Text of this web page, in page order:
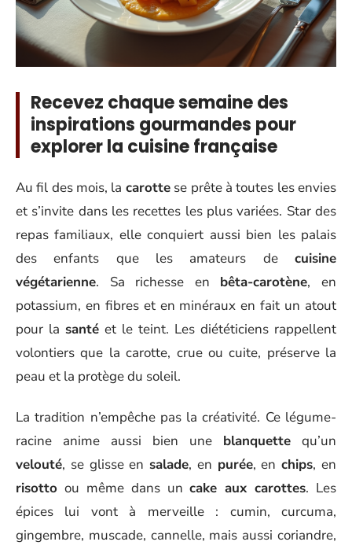
Recevez chaque semaine des
inspirations gourmandes pour
explorer la cuisine française
Au fil des mois, la carottese prête à toutes les envies
et s’invite dans les recettes les plus variées. Star des
repas familiaux, elle conquiert aussi bien les palais
des enfants que les amateurs de cuisine
végétarienne. Sa richesse en bêta-carotène, en
potassium, en fibres et en minéraux en fait un atout
pour la santé et le teint. Les diététiciens rappellent
volontiers que la carotte, crue ou cuite, préserve la
peau et la protège du soleil.
La tradition n’empêche pas la créativité. Ce légume-
racine anime aussi bien une blanquette qu’un
velouté, se glisse en salade, en purée, enchips, en
risotto ou même dans uncake aux carottes. Les
épices lui vont à merveille : cumin, curcuma,
gingembre, muscade, cannelle, mais aussi coriandre,